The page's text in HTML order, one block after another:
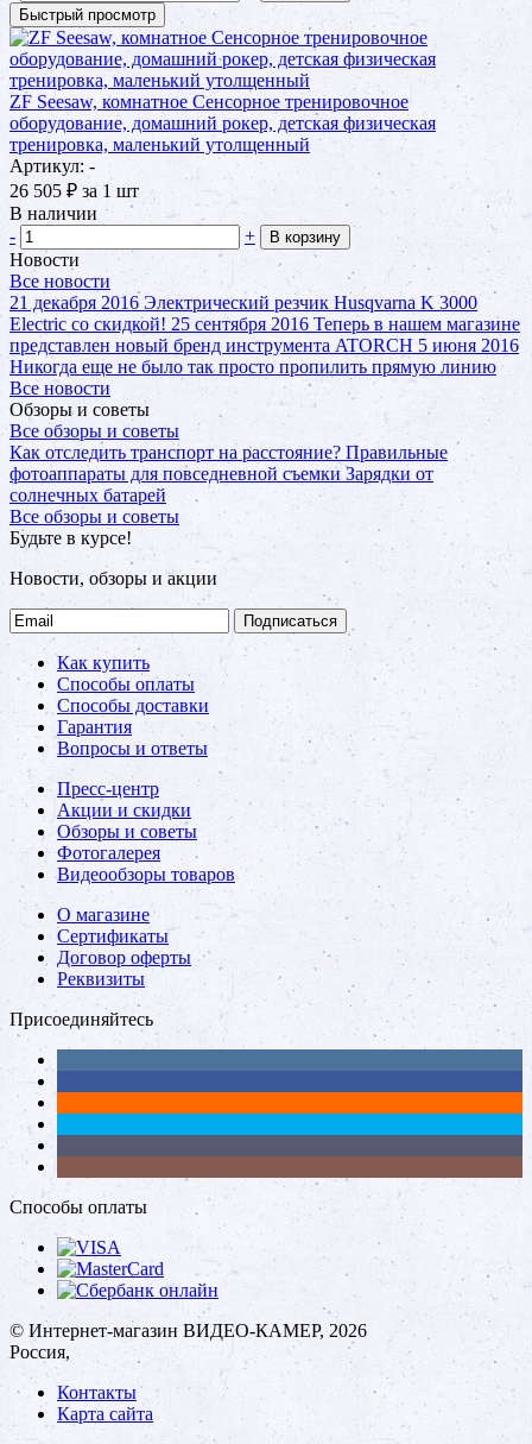
Быстрый просмотр
ZF Seesaw, комнатное Сенсорное тренировочное
оборудование, домашний рокер, детская физическая
тренировка, маленький утолщенный
Артикул: -
26 505 ₽ за 1 шт
В наличии
-
+ В корзину
Новости
Все новости
21 декабря 2016 Электрический резчик Husqvarna K 3000
Electric со скидкой! 25 сентября 2016 Теперь в нашем магазине
представлен новый бренд инструмента ATORCH 5 июня 2016
Никогда еще не было так просто пропилить прямую линию
Все новости
Обзоры и советы
Все обзоры и советы
Как отследить транспорт на расстояние? Правильные
фотоаппараты для повседневной съемки Зарядки от
солнечных батарей
Все обзоры и советы
Будьте в курсе!
Новости, обзоры и акции
Подписаться
Как купить
Способы оплаты
Способы доставки
Гарантия
Вопросы и ответы
Пресс-центр
Акции и скидки
Обзоры и советы
Фотогалерея
Видеообзоры товаров
О магазине
Сертификаты
Договор оферты
Реквизиты
Присоединяйтесь
Способы оплаты
© Интернет-магазин ВИДЕО-КАМЕР, 2026
Россия,
Контакты
Карта сайта